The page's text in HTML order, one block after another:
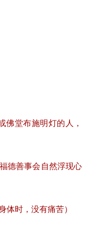
佛堂布施明灯的人，
德善事会自然浮现心
体时，没有痛苦）